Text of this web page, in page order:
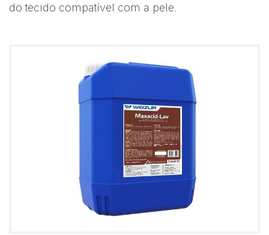
do tecido compatível com a pele.